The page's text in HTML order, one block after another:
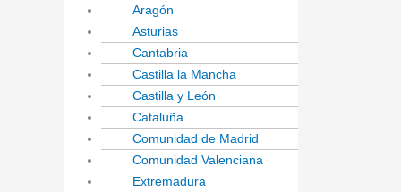
Aragón
Asturias
Cantabria
Castilla la Mancha
Castilla y León
Cataluña
Comunidad de Madrid
Comunidad Valenciana
Extremadura